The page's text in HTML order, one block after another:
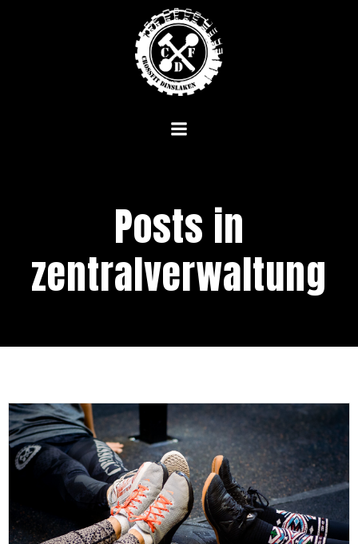
Zum
Inhalt
springen
Posts in
zentralverwaltung